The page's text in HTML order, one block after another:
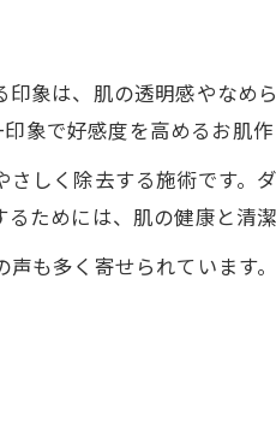
で得られる美肌の実例
ーリング活用法
える透明感のあるお肌作り
導く活用ポイント紹介
ーブピーリングのコツ
ーリングの選び方
象は、肌の透明感やなめ
象で好感度を高めるお肌
しく除去する施術です。
ためには、肌の健康と清
も多く寄せられています